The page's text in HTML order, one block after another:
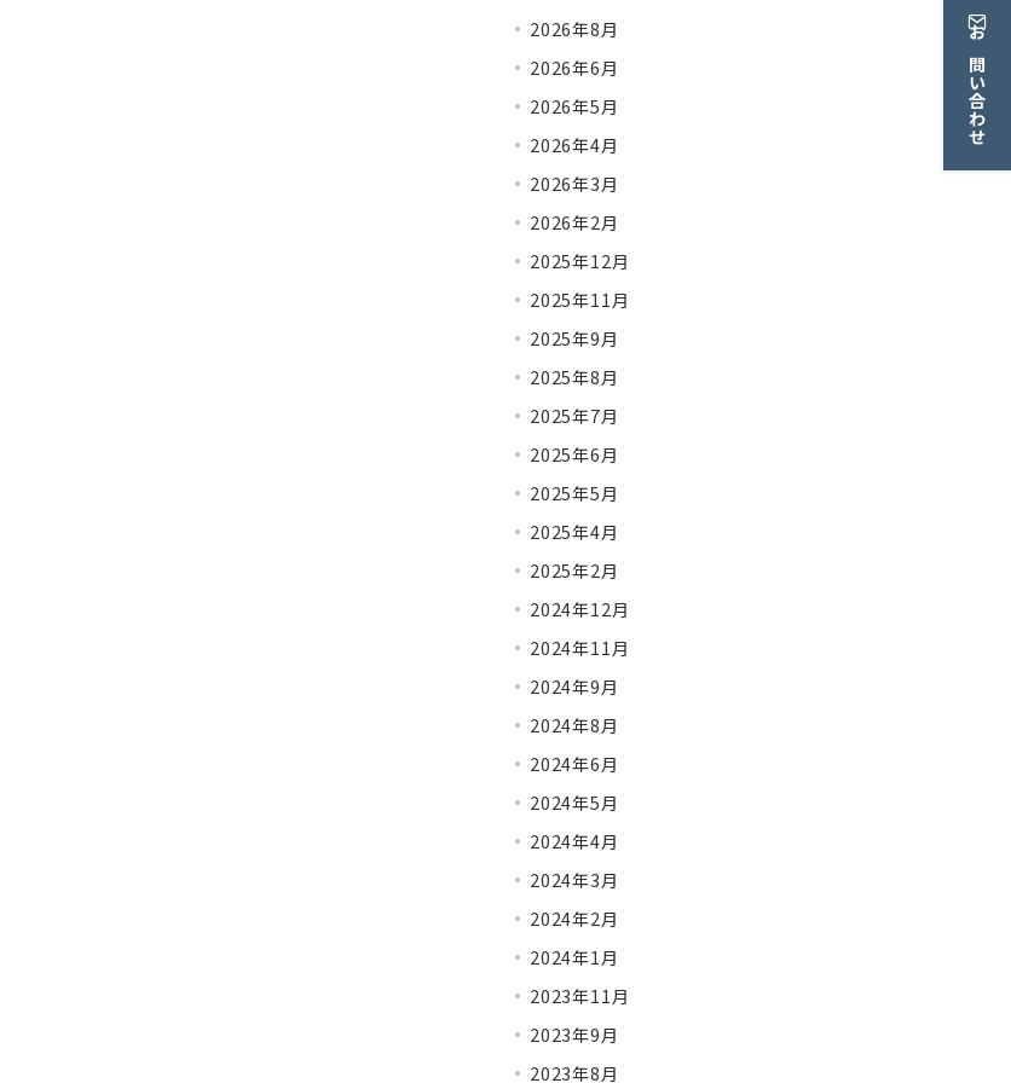
2026年8月
2026年6月
2026年5月
2026年4月
2026年3月
2026年2月
2025年12月
2025年11月
2025年9月
2025年8月
2025年7月
2025年6月
2025年5月
2025年4月
2025年2月
2024年12月
2024年11月
2024年9月
2024年8月
2024年6月
2024年5月
2024年4月
2024年3月
2024年2月
2024年1月
2023年11月
2023年9月
2023年8月
お問い合わせ